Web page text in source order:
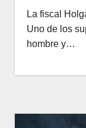
La fiscal
Uno de los
hombre y…